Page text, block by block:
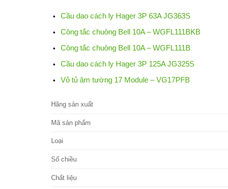
Cầu dao cách ly Hager 3P 63A JG363S
Công tắc chuông Bell 10A – WGFL111BKB
Công tắc chuông Bell 10A – WGFL111B
Cầu dao cách ly Hager 3P 125A JG325S
Vỏ tủ âm tường 17 Module – VG17PFB
Hãng sản xuất
Mã sản phẩm
Loại
Số chiều
Chất liệu